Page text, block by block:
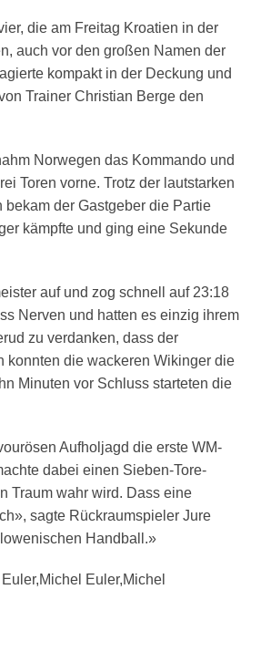
die am Freitag Kroatien in der
auch vor den großen Namen der
kompakt in der Deckung und
Trainer Christian Berge den
Norwegen das Kommando und
Toren vorne. Trotz der lautstarken
der Gastgeber die Partie
kämpfte und ging eine Sekunde
auf und zog schnell auf 23:18
Nerven und hatten es einzig ihrem
zu verdanken, dass der
konnten die wackeren Wikinger die
Minuten vor Schluss starteten die
Aufholjagd die erste WM-
dabei einen Sieben-Tore-
Traum wahr wird. Dass eine
sagte Rückraumspieler Jure
Handball.»
Euler,Michel